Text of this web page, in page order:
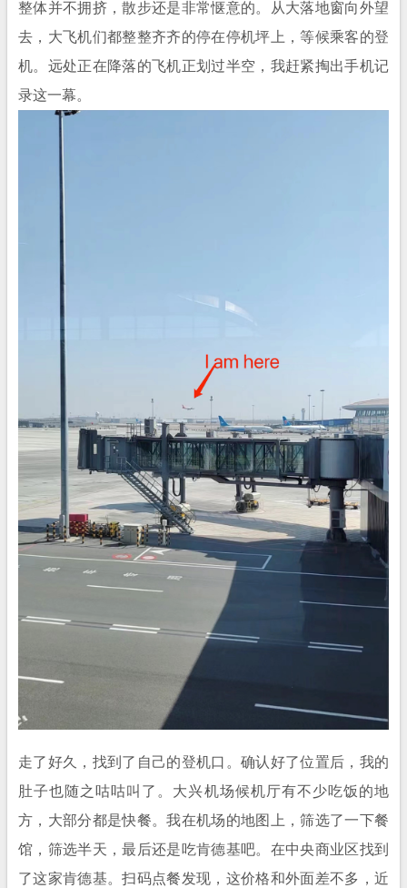
整体并不拥挤，散步还是非常惬意的。从大落地窗向外望
去，大飞机们都整整齐齐的停在停机坪上，等候乘客的登
机。远处正在降落的飞机正划过半空，我赶紧掏出手机记
录这一幕。
走了好久，找到了自己的登机口。确认好了位置后，我的
肚子也随之咕咕叫了。大兴机场候机厅有不少吃饭的地
方，大部分都是快餐。我在机场的地图上，筛选了一下餐
馆，筛选半天，最后还是吃肯德基吧。在中央商业区找到
了这家肯德基。扫码点餐发现，这价格和外面差不多，近